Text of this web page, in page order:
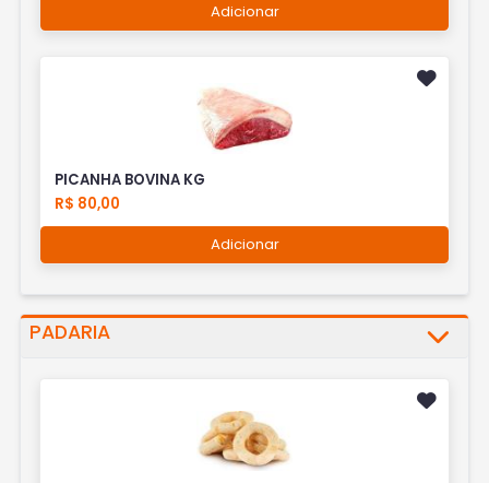
Adicionar
PICANHA BOVINA KG
R$ 80,00
Adicionar
PADARIA